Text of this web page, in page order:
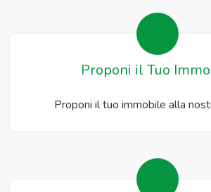
Proponi il Tuo
Proponi il tuo immobile alla